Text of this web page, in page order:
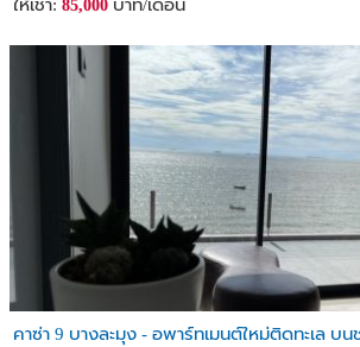
ให้เช่า: 85,000 บาท/เดือน
คาซ่า 9 บางละมุง - อพาร์ทเมนต์ใหม่ติดทะเล บ